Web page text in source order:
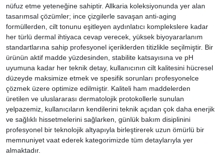
nüfuz etme yeteneğine sahiptir. Allkaria koleksiyonunda yer alan
tasarımsal çözümler; ince çizgilerle savaşan anti-aging
formüllerden, cilt tonunu eşitleyen aydınlatıcı komplekslere kadar
her türlü dermal ihtiyaca cevap verecek, yüksek biyoyararlanım
standartlarına sahip profesyonel içeriklerden titizlikle seçilmiştir. Bir
ürünün aktif madde yüzdesinden, stabilite katsayısına ve pH
uyumuna kadar her teknik detay, kullanıcının cilt kalitesini hücresel
düzeyde maksimize etmek ve spesifik sorunları profesyonelce
çözmek üzere optimize edilmiştir. Kaliteli ham maddelerden
üretilen ve uluslararası dermatolojik protokollerle sunulan
yelpazemiz, kullanıcıların kendilerini teknik açıdan çok daha enerjik
ve sağlıklı hissetmelerini sağlarken, günlük bakım disiplinini
profesyonel bir teknolojik altyapıyla birleştirerek uzun ömürlü bir
memnuniyet vaat ederek kategorimizde tüm detaylarıyla yer
almaktadır.